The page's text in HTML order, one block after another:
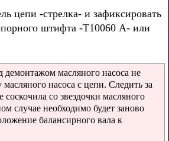
цепи -стрелка- и зафиксировать
штифта -Т10060 А- или
масляного насоса не
масляного насоса с цепи. Следить за
со звездочки масляного
случае необходимо будет заново
балансирного вала к